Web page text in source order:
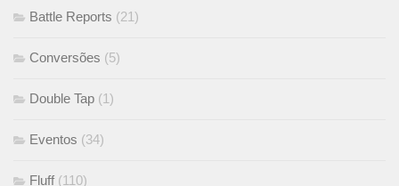
Battle Reports (21)
Conversões (5)
Double Tap (1)
Eventos (34)
Fluff (110)